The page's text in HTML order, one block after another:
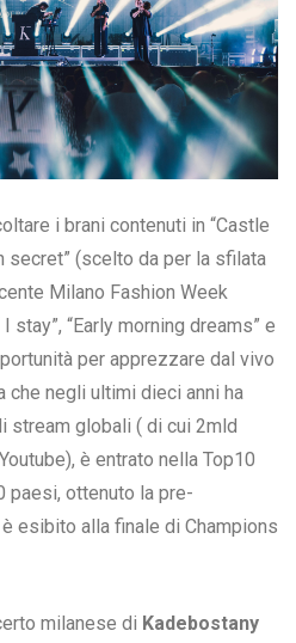
i brani contenuti in “Castle
secret” (scelto da per la sfilata
Milano Fashion Week
“Early morning dreams” e
per apprezzare dal vivo
che negli ultimi dieci anni ha
stream globali ( di cui 2mld
è entrato nella Top10
ottenuto la pre-
esibito alla finale di Champions
milanese di Kadebostany